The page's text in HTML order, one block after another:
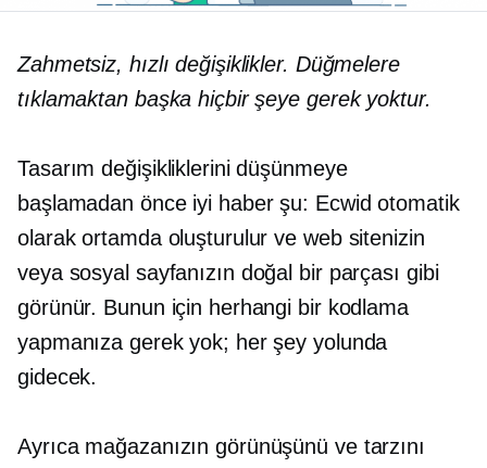
Zahmetsiz, hızlı değişiklikler. Düğmelere
tıklamaktan başka hiçbir şeye gerek yoktur.
Tasarım değişikliklerini düşünmeye
başlamadan önce iyi haber şu: Ecwid otomatik
olarak ortamda oluşturulur ve web sitenizin
veya sosyal sayfanızın doğal bir parçası gibi
görünür. Bunun için herhangi bir kodlama
yapmanıza gerek yok; her şey yolunda
gidecek.
Ayrıca mağazanızın görünüşünü ve tarzını